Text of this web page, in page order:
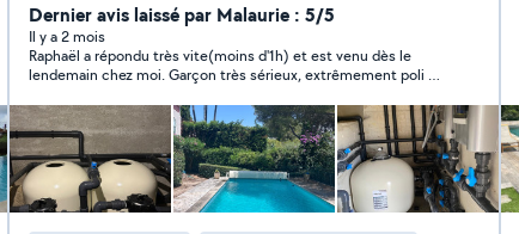
Dernier avis laissé par Malaurie : 5/5
Il y a 2 mois
Raphaël a répondu très vite(moins d'1h) et est venu dès le
lendemain chez moi. Garçon très sérieux, extrêmement poli et
cherché à créer plus de besoin que nécessaire et d'imposer
des tarifs prohibitifs, s'adapte réellement à la demande,
totalement responsable et disponible! Nous devons nous revoir
pour l'entretien de notre piscine la semaine prochaine...